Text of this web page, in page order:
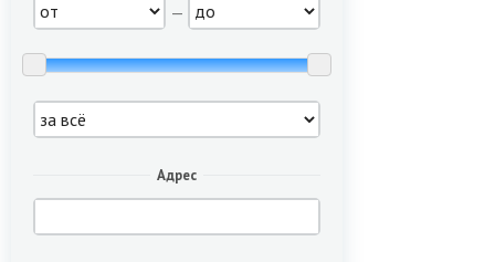
—
Адрес